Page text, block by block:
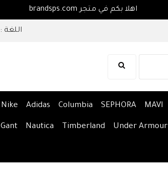
اهلا بكم في متجر brandsps.com
اللغة :
MAVI
SEPHORA
Columbia
Adidas
Nike
Under Armour
Timberland
Nautica
Gant